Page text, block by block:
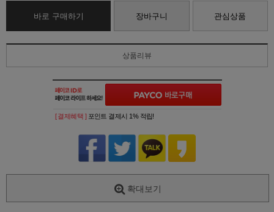
바로 구매하기 장바구니 관심상품
상품리뷰
[ 결제혜택 ] 포인트 결제시 1% 적립!
확대보기